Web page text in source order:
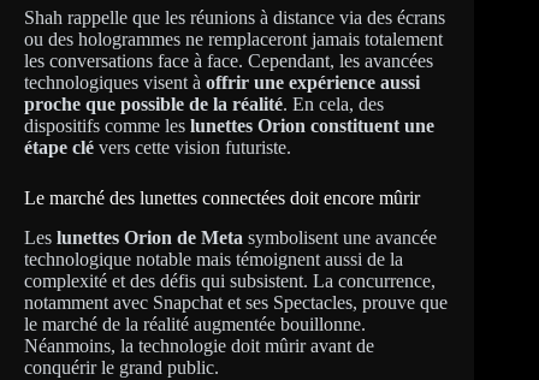
Shah rappelle que les réunions à distance via des écrans
ou des hologrammes ne remplaceront jamais totalement
les conversations face à face. Cependant, les avancées
technologiques visent à offrir une expérience aussi
proche que possible de la réalité. En cela, des
dispositifs comme les lunettes Orion constituent une
étape clé vers cette vision futuriste.
Le marché des lunettes connectées doit encore mûrir
Les lunettes Orion de Meta symbolisent une avancée
technologique notable mais témoignent aussi de la
complexité et des défis qui subsistent. La concurrence,
notamment avec Snapchat et ses Spectacles, prouve que
le marché de la réalité augmentée bouillonne.
Néanmoins, la technologie doit mûrir avant de
conquérir le grand public.